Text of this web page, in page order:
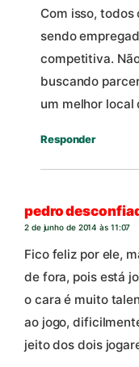
Com isso,
sendo
competitiva.
buscando
um melhor local
Responder
pedro
2 de junho de 2014 às 11:07
Fico feliz por ele,
de fora, pois está
o cara é muito
ao jogo,
jeito dos dois